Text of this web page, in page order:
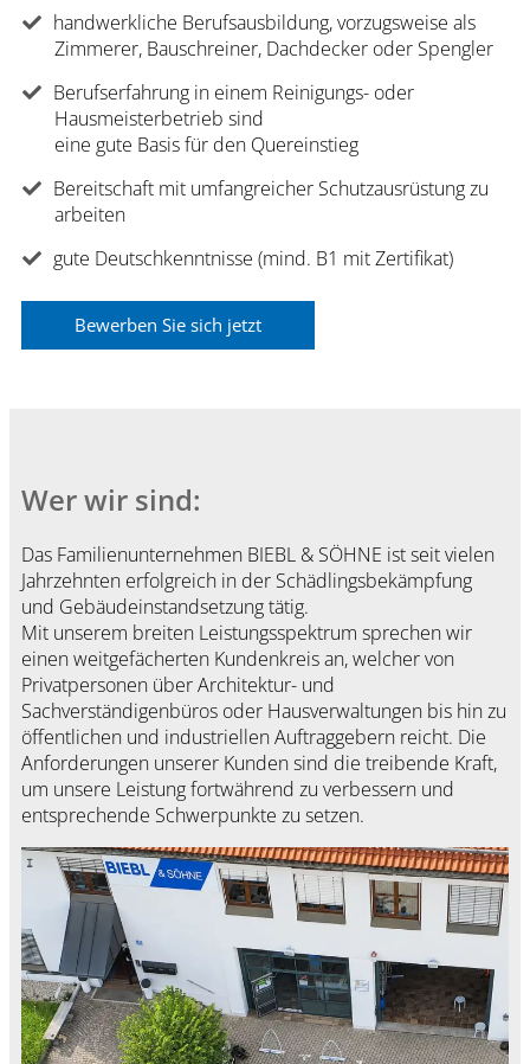
handwerkliche Berufsausbildung, vorzugsweise als
Zimmerer, Bauschreiner, Dachdecker oder Spengler
Berufserfahrung in einem Reinigungs- oder
Hausmeisterbetrieb sind
eine gute Basis für den Quereinstieg
Bereitschaft mit umfangreicher Schutzausrüstung zu
arbeiten
gute Deutschkenntnisse (mind. B1 mit Zertifikat)
Bewerben Sie sich jetzt
Wer wir sind:
Das Familienunternehmen BIEBL & SÖHNE ist seit vielen
Jahrzehnten erfolgreich in der Schädlingsbekämpfung
und Gebäudeinstandsetzung tätig.
Mit unserem breiten Leistungsspektrum sprechen wir
einen weitgefächerten Kundenkreis an, welcher von
Privatpersonen über Architektur- und
Sachverständigenbüros oder Hausverwaltungen bis hin zu
öffentlichen und industriellen Auftraggebern reicht. Die
Anforderungen unserer Kunden sind die treibende Kraft,
um unsere Leistung fortwährend zu verbessern und
entsprechende Schwerpunkte zu setzen.